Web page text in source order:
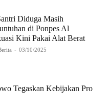
Diduga Masih
di Ponpes Al
Kini Pakai Alat Berat
- 03/10/2025
Tegaskan Kebijakan Pro